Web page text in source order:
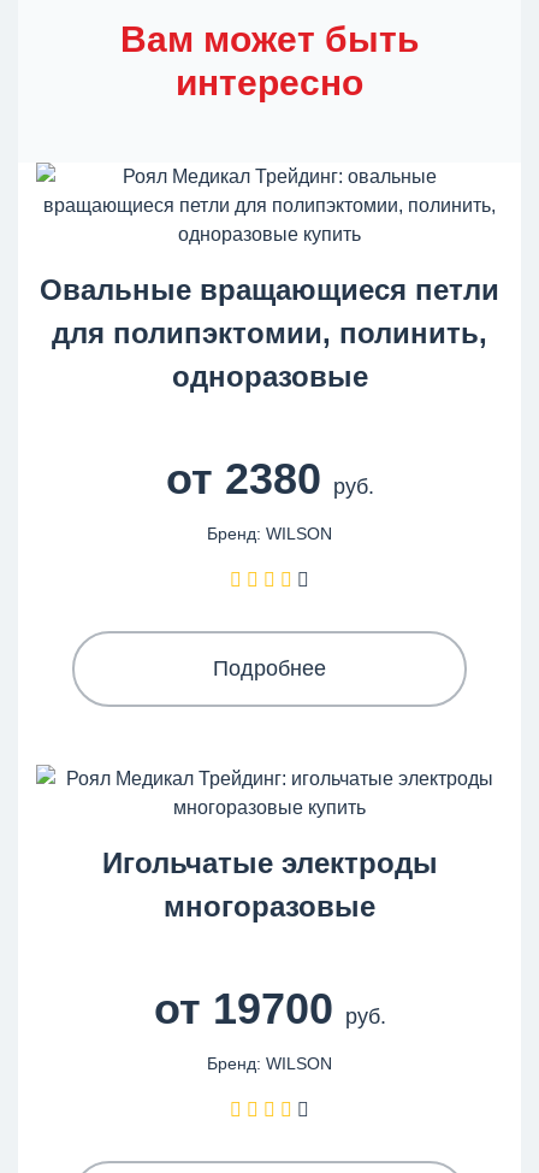
Вам может быть
интересно
Овальные вращающиеся петли
для полипэктомии, полинить,
одноразовые
от 2380 руб.
Бренд: WILSON
Подробнее
Игольчатые электроды
многоразовые
от 19700 руб.
Бренд: WILSON